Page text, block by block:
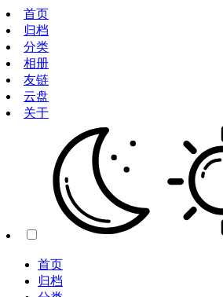
首页
归档
分类
相册
友链
云盘
关于
首页
归档